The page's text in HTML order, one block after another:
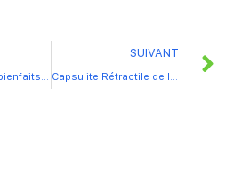
Quels sont les bienfaits de la marche nordique ?
SUIVANT
Capsulite Rétractile de l’épaule ou épaule gelée : qu’est-ce que c’est ?